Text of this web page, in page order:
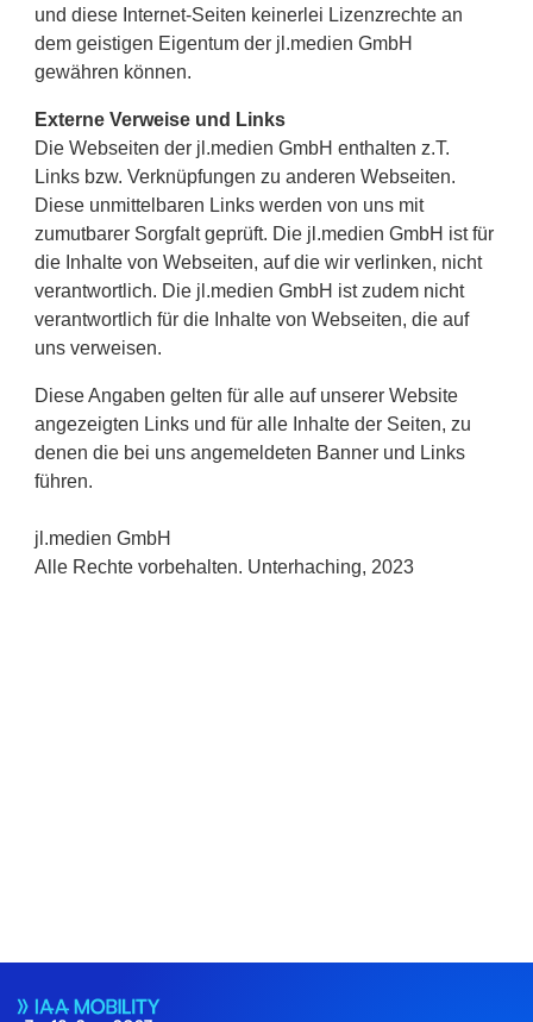
und diese Internet-Seiten keinerlei Lizenzrechte an
dem geistigen Eigentum der jl.medien GmbH
gewähren können.
Externe Verweise und Links
Die Webseiten der jl.medien GmbH enthalten z.T.
Links bzw. Verknüpfungen zu anderen Webseiten.
Diese unmittelbaren Links werden von uns mit
zumutbarer Sorgfalt geprüft. Die jl.medien GmbH ist für
die Inhalte von Webseiten, auf die wir verlinken, nicht
verantwortlich. Die jl.medien GmbH ist zudem nicht
verantwortlich für die Inhalte von Webseiten, die auf
uns verweisen.
Diese Angaben gelten für alle auf unserer Website
angezeigten Links und für alle Inhalte der Seiten, zu
denen die bei uns angemeldeten Banner und Links
führen.
jl.medien GmbH
Alle Rechte vorbehalten. Unterhaching, 2023